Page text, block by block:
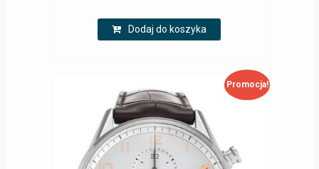
Dodaj do koszyka
Promocja!